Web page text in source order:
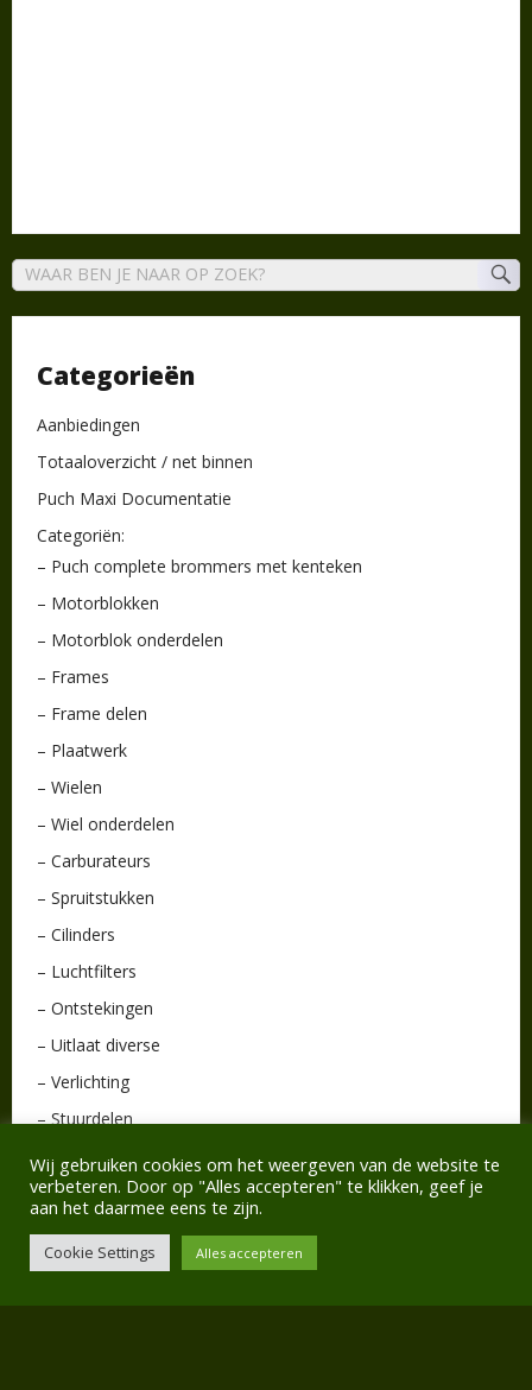
Categorieën
Aanbiedingen
Totaaloverzicht / net binnen
Puch Maxi Documentatie
Categoriën:
– Puch complete brommers met kenteken
– Motorblokken
– Motorblok onderdelen
– Frames
– Frame delen
– Plaatwerk
– Wielen
– Wiel onderdelen
– Carburateurs
– Spruitstukken
– Cilinders
– Luchtfilters
– Ontstekingen
– Uitlaat diverse
– Verlichting
– Stuurdelen
– Diversen
Wij gebruiken cookies om het weergeven van de website te
verbeteren. Door op "Alles accepteren" te klikken, geef je
aan het daarmee eens te zijn.
Cookie Settings Alles accepteren